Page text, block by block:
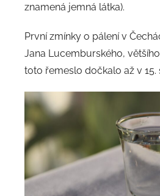
znamená jemná látka).
První zmínky o pálení v
Jana Lucemburského,
toto řemeslo dočkalo až v 15.